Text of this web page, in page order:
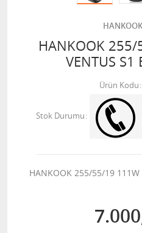
HANKOOK 255/
VENTUS S1
Ürün Kodu
Stok Durumu
HANKOOK 255/55/19 111W